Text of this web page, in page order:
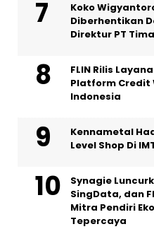
Koko
Diberhentikan
Direktur PT
FLIN Rilis
Platform Credit
Indonesia
Kennametal
Level Shop Di
Synagie
SingData, dan
Mitra Pendiri
Tepercaya